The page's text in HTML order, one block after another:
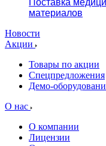
материалов
Новости
Акции
Товары по акции
Спецпредложения
Демо-
О нас
О компании
Лицензии